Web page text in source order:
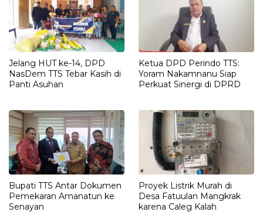
Jelang HUT ke-14, DPD
NasDem TTS Tebar Kasih di
Panti Asuhan
Ketua DPD Perindo TTS:
Yoram Nakamnanu Siap
Perkuat Sinergi di DPRD
Bupati TTS Antar Dokumen
Pemekaran Amanatun ke
Senayan
Proyek Listrik Murah di
Desa Fatuulan Mangkrak
karena Caleg Kalah